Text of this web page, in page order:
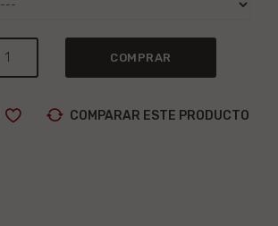
COMPRAR
COMPARAR ESTE PRODUCTO